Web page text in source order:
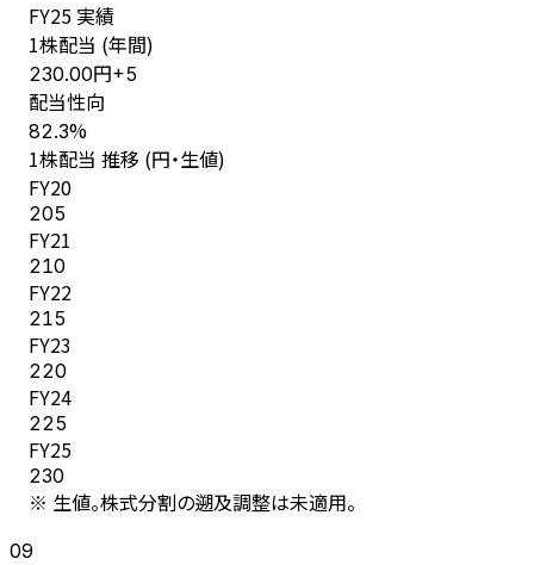
FY25 実績
1株配当 (年間)
230.00円+5
配当性向
82.3%
1株配当 推移 (円・生値)
FY20
205
FY21
210
FY22
215
FY23
220
FY24
225
FY25
230
※ 生値。株式分割の遡及調整は未適用。
09